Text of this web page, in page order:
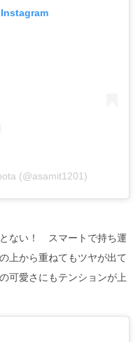
(@asamit1201)
とない！ スマートで持ち運
上から重ねてもツヤが出て
愛さにもテンションが上